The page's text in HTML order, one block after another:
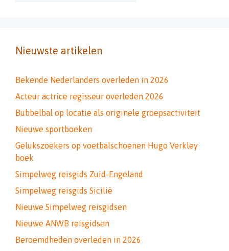
Nieuwste artikelen
Bekende Nederlanders overleden in 2026
Acteur actrice regisseur overleden 2026
Bubbelbal op locatie als originele groepsactiviteit
Nieuwe sportboeken
Gelukszoekers op voetbalschoenen Hugo Verkley
boek
Simpelweg reisgids Zuid-Engeland
Simpelweg reisgids Sicilië
Nieuwe Simpelweg reisgidsen
Nieuwe ANWB reisgidsen
Beroemdheden overleden in 2026